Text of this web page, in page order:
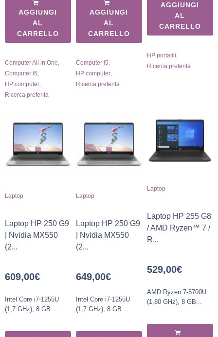
AGGIUNGI
AL
CARRELLO
Computer All in One,
Computer i5,
HP computer,
Ricerca preferita
AGGIUNGI
AL
CARRELLO
Computer i5,
HP computer,
Ricerca preferita
AGGIUNGI
AL
CARRELLO
HP portatili,
Ricerca preferita
Laptop
Laptop HP 250 G9
| Nvidia MX550
(2...
609,00€
Intel Core i7-1255U
(1,7 GHz), 8 GB...
Laptop
Laptop HP 250 G9
| Nvidia MX550
(2...
649,00€
Intel Core i7-1255U
(1,7 GHz), 8 GB...
Laptop
Laptop HP 255 G8
/ AMD Ryzen™ 7 /
R...
529,00€
AMD Ryzen 7-5700U
(1,80 GHz), 8 GB...